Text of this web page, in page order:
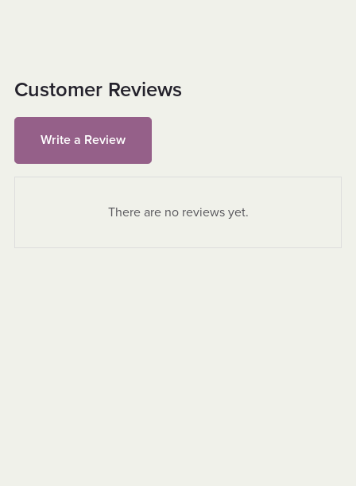
Customer Reviews
Write a Review
There are no reviews yet.